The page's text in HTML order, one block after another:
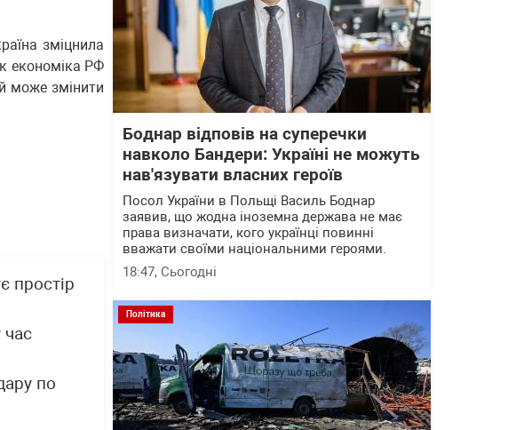
зміцнила
економіка РФ
може змінити
простір
час
по
Боднар відповів на суперечки
навколо Бандери: Україні не можуть
нав'язувати власних героїв
Посол України в Польщі Василь Боднар
заявив, що жодна іноземна держава не має
права визначати, кого українці повинні
вважати своїми національними героями.
18:47, Сьогодні
Політика